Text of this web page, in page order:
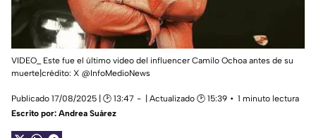
VIDEO_ Este fue el último video del influencer Camilo Ochoa antes de su
muerte|crédito: X @InfoMedioNews
Publicado 17/08/2025 | 🕑 13:47 | Actualizado 🕑 15:39
1 minuto lectura
Escrito por: Andrea Suárez